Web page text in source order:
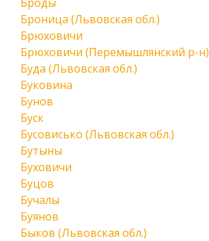
Броница (Львовская обл.)
Брюховичи
Брюховичи (Перемышлянский р-н)
Буда (Львовская обл.)
Буковина
Бунов
Буск
Бусовисько (Львовская обл.)
Бутыны
Буховичи
Буцов
Бучалы
Буянов
Быков (Львовская обл.)